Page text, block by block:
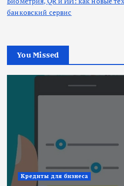
банковский сервис
You Missed
Кредиты для бизнеса